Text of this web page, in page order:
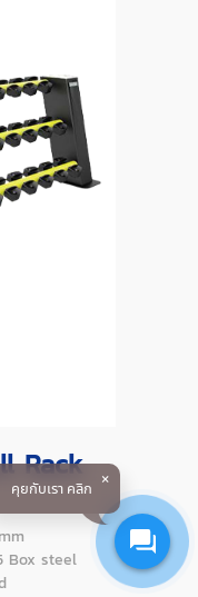
Rack
Box steel
คุยกับเรา คลิก